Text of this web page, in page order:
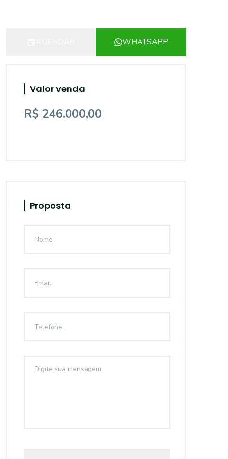
WHATSAPP
Valor venda
R$ 246.000,00
Proposta